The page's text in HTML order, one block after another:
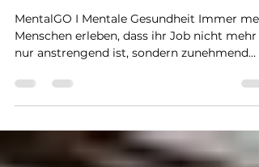
viel wird: Stress,
und die leise Entwicklung
von Burnout
MentalGO I Mentale Gesundheit Immer
Menschen erleben, dass ihr Job nicht mehr
psychisch belastend wird. Was früher als
„normaler Stress“ abgetan wurde, fühlt sich